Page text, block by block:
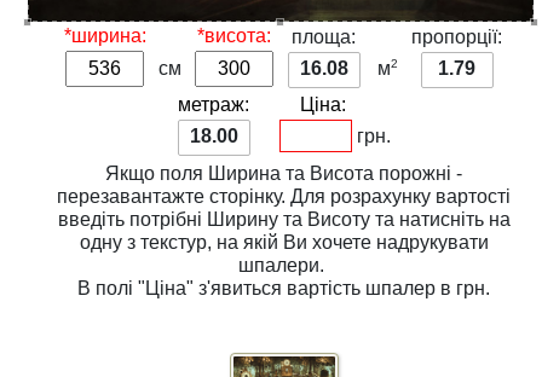
*ширина:
см
*висота:
площа:
16.08
м2
пропорції:
1.79
метраж:
18.00
Ціна:
грн.
Якщо поля Ширина та Висота порожні -
перезавантажте сторінку. Для розрахунку вартості
введіть потрібні Ширинута Висотута натисніть на
одну з текстур, на якій Ви хочете надрукувати
шпалери.
В полі"Ціна" з'явиться вартість шпалер в грн.